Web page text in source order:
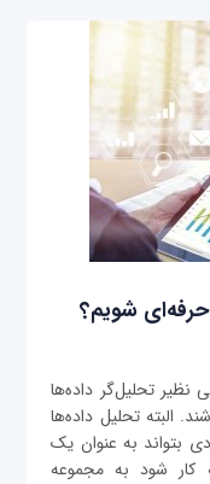
شویم؟
نظیر تحلیل‌گر داده‌ها
البته تحلیل داده‌ها
بتواند به عنوان یک
کار شود به مجموعه